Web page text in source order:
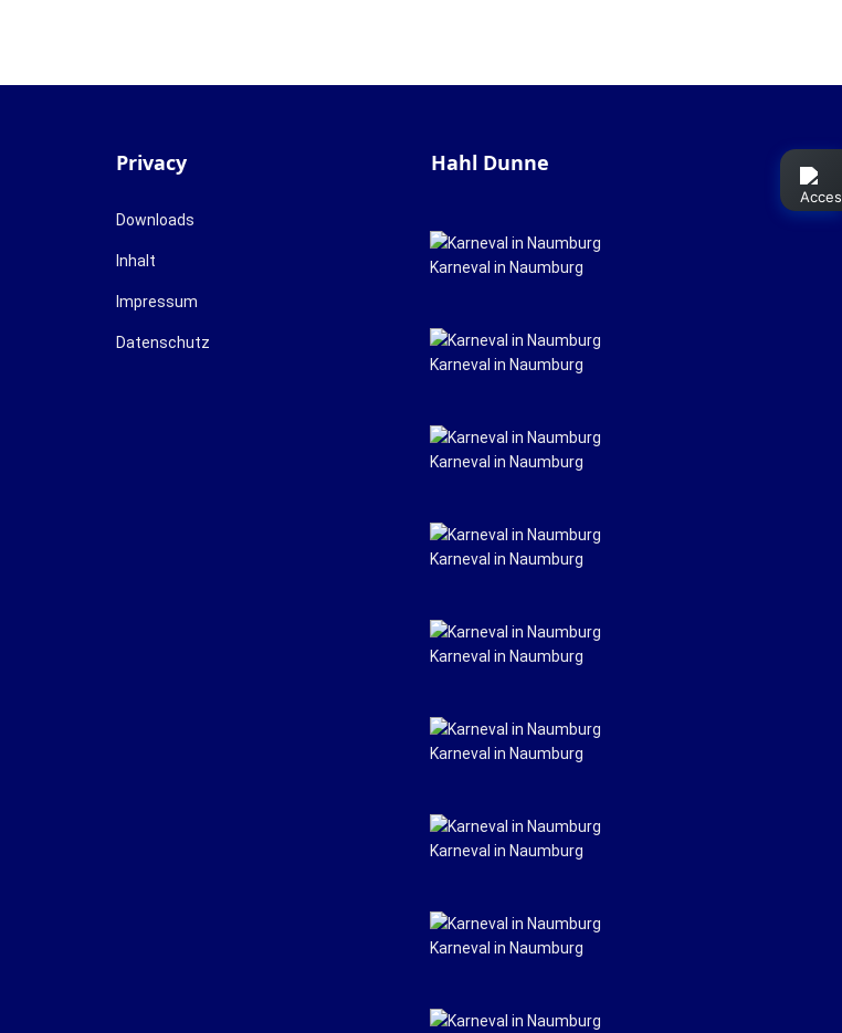
Privacy
Downloads
Inhalt
Impressum
Datenschutz
Hahl Dunne
Karneval in Naumburg
Karneval in Naumburg
Karneval in Naumburg
Karneval in Naumburg
Karneval in Naumburg
Karneval in Naumburg
Karneval in Naumburg
Karneval in Naumburg